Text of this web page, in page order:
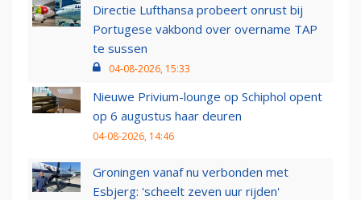
Directie Lufthansa probeert onrust bij
Portugese vakbond over overname TAP
te sussen
04-08-2026, 15:33
Nieuwe Privium-lounge op Schiphol opent
op 6 augustus haar deuren
04-08-2026, 14:46
Groningen vanaf nu verbonden met
Esbjerg: 'scheelt zeven uur rijden'